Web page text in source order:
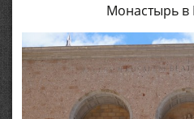
Монастырь